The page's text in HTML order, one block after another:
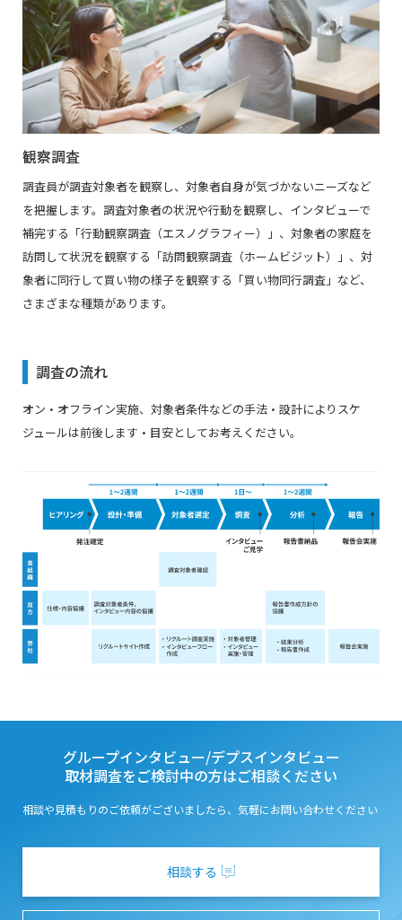
観察調査
調査員が調査対象者を観察し、対象者自身が気づかないニーズなど
を把握します。調査対象者の状況や行動を観察し、インタビューで
補完する「行動観察調査（エスノグラフィー）」、対象者の家庭を
訪問して状況を観察する「訪問観察調査（ホームビジット）」、対
象者に同行して買い物の様子を観察する「買い物同行調査」など、
さまざまな種類があります。
調査の流れ
オン・オフライン実施、対象者条件などの手法・設計によりスケ
ジュールは前後します・目安としてお考えください。
グループインタビュー/デプスインタビュー
取材調査をご検討中の方はご相談ください
相談や見積もりのご依頼がございましたら、気軽にお問い合わせください
相談する